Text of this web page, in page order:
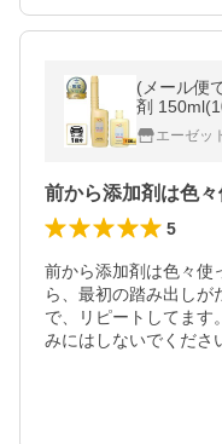
(メール便
剤
ーゼルにも
エーゼッ
5
前から添加剤は色々使
ら、最初の踏み出しが
で、リピートしてます